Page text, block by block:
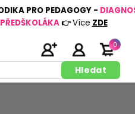
PRO PEDAGOGY -
PŘEDŠKOLÁKA👉Více ZDE
0